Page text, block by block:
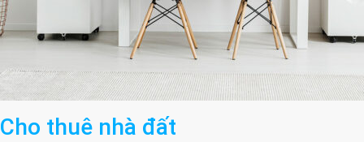
Cho thuê nhà đất